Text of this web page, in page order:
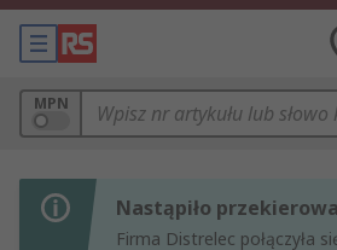
MPN
Nastąpiło
Firma Distrelec połączyła